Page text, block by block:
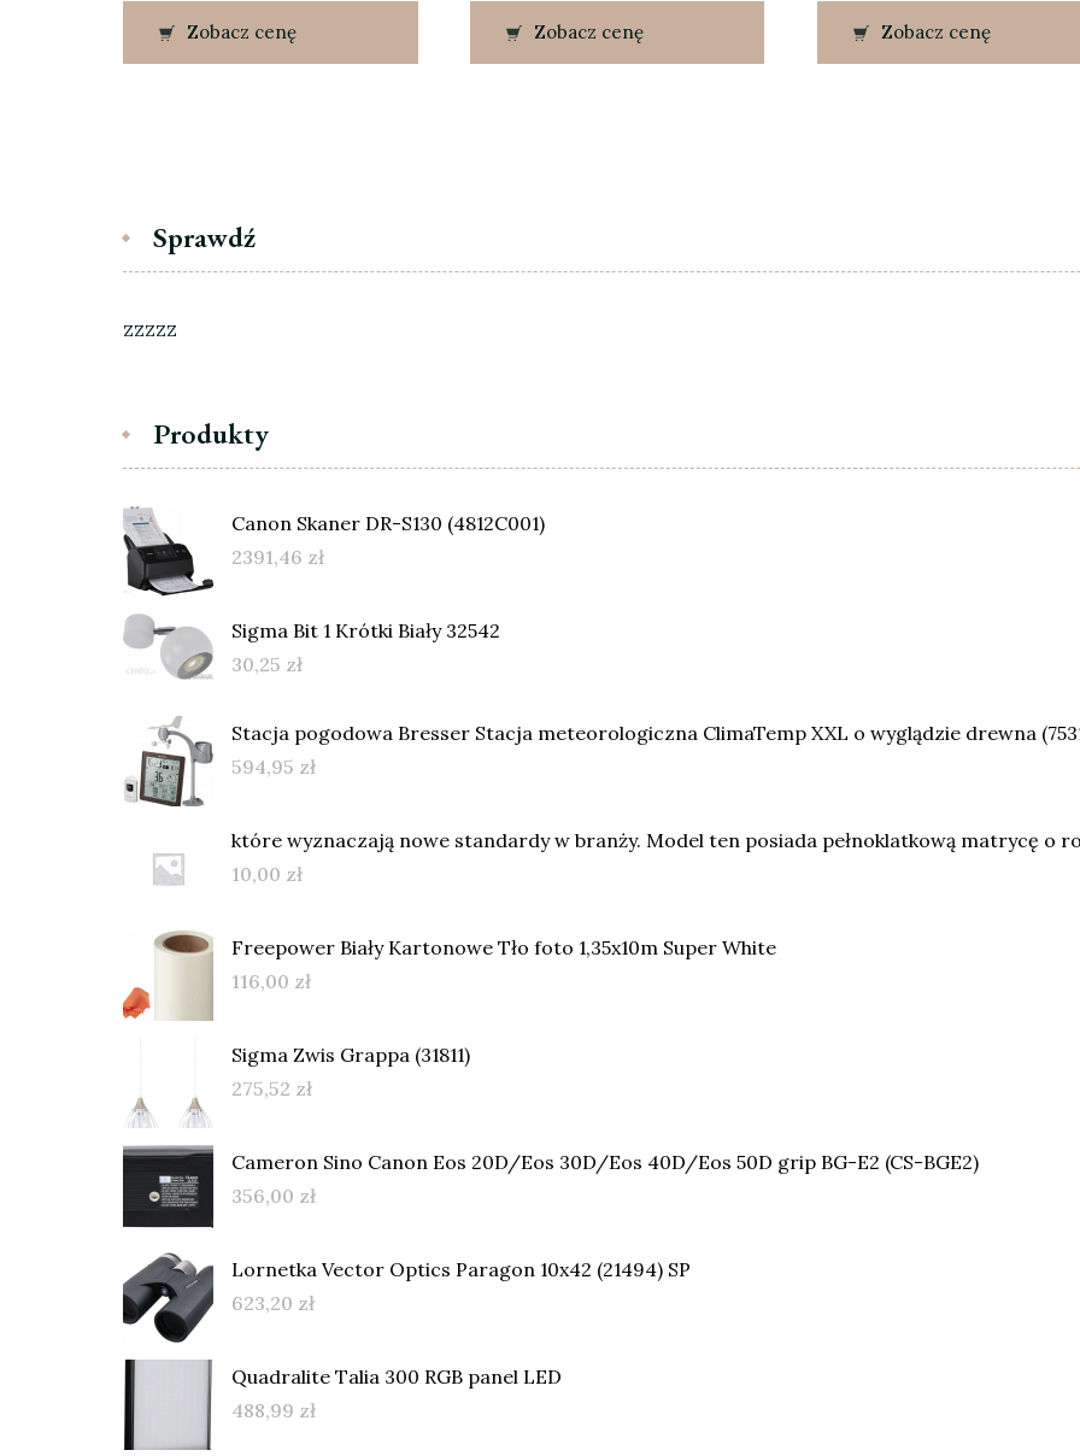
Zobacz cenę Zobacz cenę Zobacz cenę
Sprawdź
zzzzz
Produkty
Canon Skaner DR-S130 (4812C001)
2391,46 zł
Sigma Bit 1 Krótki Biały 32542
30,25 zł
Stacja pogodowa Bresser Stacja meteorologiczna ClimaTemp XXL o wyglądzie drewna
594,95 zł
które wyznaczają nowe standardy w branży. Model ten posiada pełnoklatkową matrycę o
10,00 zł
Freepower Biały Kartonowe Tło foto 1,35x10m Super White
116,00 zł
Sigma Zwis Grappa (31811)
275,52 zł
Cameron Sino Canon Eos 20D/Eos 30D/Eos 40D/Eos 50D grip BG-E2 (CS-BGE2)
356,00 zł
Lornetka Vector Optics Paragon 10x42 (21494) SP
623,20 zł
Quadralite Talia 300 RGB panel LED
488,99 zł